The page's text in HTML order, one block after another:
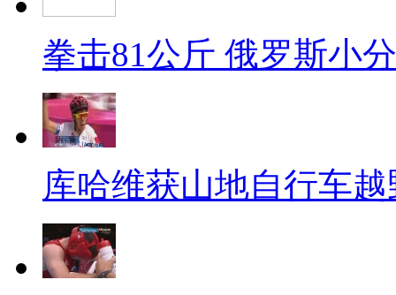
拳击81公斤 俄罗斯小
库哈维获山地自行车